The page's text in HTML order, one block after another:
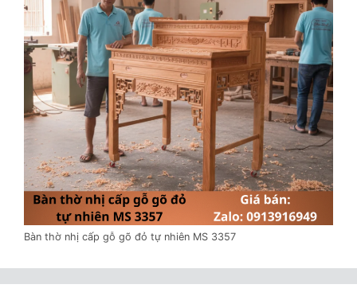
Bàn thờ nhị cấp gỗ gõ đỏ tự nhiên MS 3357